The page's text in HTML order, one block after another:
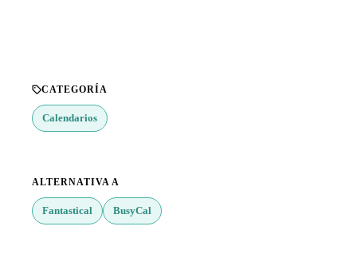
CATEGORÍA
Calendarios
ALTERNATIVA A
Fantastical BusyCal